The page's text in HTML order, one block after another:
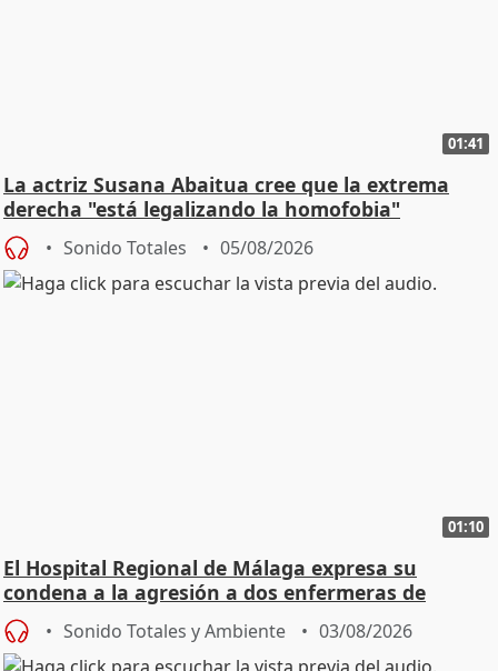
01:41
La actriz Susana Abaitua cree que la extrema
derecha "está legalizando la homofobia"
Sonido Totales 05/08/2026
01:10
El Hospital Regional de Málaga expresa su
condena a la agresión a dos enfermeras de
Urgencias
Sonido Totales y Ambiente 03/08/2026